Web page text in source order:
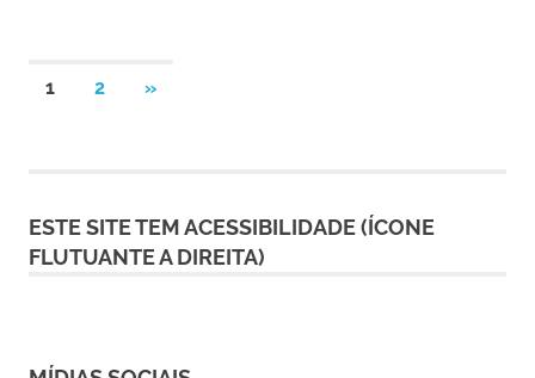
Paginação
1 2
NEXT
»
ESTE SITE TEM ACESSIBILIDADE (ÍCONE
FLUTUANTE A DIREITA)